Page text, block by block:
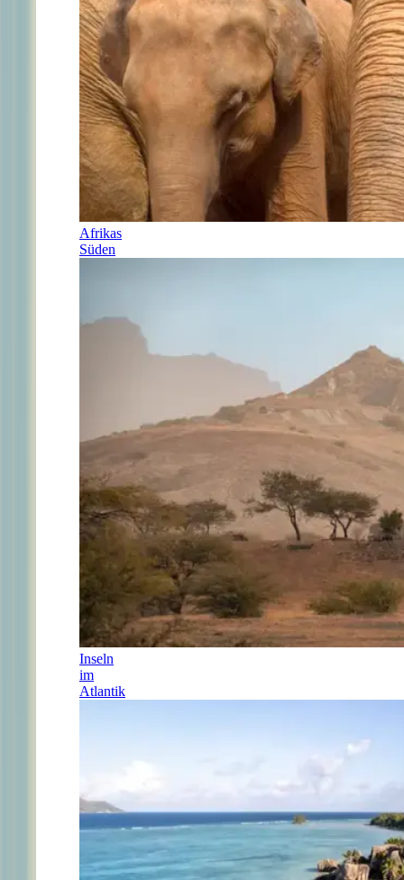
Afrikas
Süden
Inseln
im
Atlantik